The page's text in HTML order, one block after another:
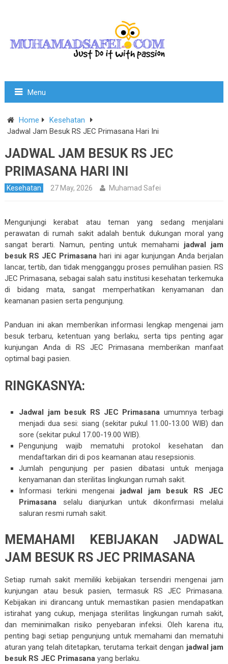
Menu
Home
Kesehatan
Jadwal Jam Besuk RS JEC Primasana Hari Ini
JADWAL JAM BESUK RS JEC
PRIMASANA HARI INI
Kesehatan 27 May, 2026 Muhamad Safei
Mengunjungi kerabat atau teman yang sedang menjalani
perawatan di rumah sakit adalah bentuk dukungan moral yang
sangat berarti. Namun, penting untuk memahami jadwal jam
besuk RS JEC Primasana hari ini agar kunjungan Anda berjalan
lancar, tertib, dan tidak mengganggu proses pemulihan pasien. RS
JEC Primasana, sebagai salah satu institusi kesehatan terkemuka
di bidang mata, sangat memperhatikan kenyamanan dan
keamanan pasien serta pengunjung.
Panduan ini akan memberikan informasi lengkap mengenai jam
besuk terbaru, ketentuan yang berlaku, serta tips penting agar
kunjungan Anda di RS JEC Primasana memberikan manfaat
optimal bagi pasien.
RINGKASNYA:
Jadwal jam besuk RS JEC Primasana umumnya terbagi
menjadi dua sesi: siang (sekitar pukul 11.00-13.00 WIB) dan
sore (sekitar pukul 17.00-19.00 WIB).
Pengunjung wajib mematuhi protokol kesehatan dan
mendaftarkan diri di pos keamanan atau resepsionis.
Jumlah pengunjung per pasien dibatasi untuk menjaga
kenyamanan dan sterilitas lingkungan rumah sakit.
Informasi terkini mengenai jadwal jam besuk RS JEC
Primasana selalu dianjurkan untuk dikonfirmasi melalui
saluran resmi rumah sakit.
MEMAHAMI KEBIJAKAN JADWAL
JAM BESUK RS JEC PRIMASANA
Setiap rumah sakit memiliki kebijakan tersendiri mengenai jam
kunjungan atau besuk pasien, termasuk RS JEC Primasana.
Kebijakan ini dirancang untuk memastikan pasien mendapatkan
istirahat yang cukup, menjaga sterilitas lingkungan rumah sakit,
dan meminimalkan risiko penyebaran infeksi. Oleh karena itu,
penting bagi setiap pengunjung untuk memahami dan mematuhi
aturan yang telah ditetapkan, terutama terkait dengan jadwal jam
besuk RS JEC Primasanayang berlaku.